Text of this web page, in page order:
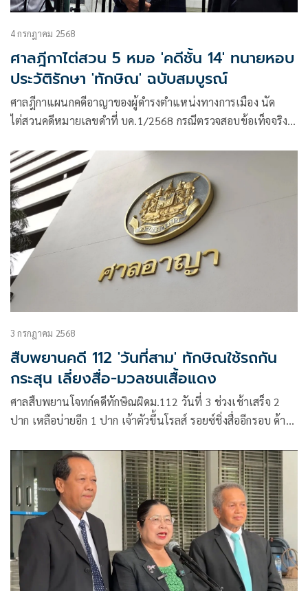
4 กรกฎาคม 2568
ศาลฎีกาไต่สวน 5 หมอ 'คดีชั้น 14' ทนายหอบ
ประวัติรักษา 'ทักษิณ' ฉบับสมบูรณ์
ศาลฎีกาแผนกคดีอาญาของผู้ดำรงตำแหน่งทางการเมือง นัด
ไต่สวนคดีหมายเลขดำที่ บค.1/2568 กรณีตรวจสอบข้อเท็จจริง
3 กรกฎาคม 2568
สืบพยานคดี 112 'วันที่สาม' ทักษิณใช้รถกัน
กระสุน เลี่ยงสื่อ-มวลชนเสื้อแดง
ศาลสืบพยานโจทก์คดีทักษิณผิดม.112 วันที่ 3 ช่วงเช้าเสร็จ 2
ปาก เหลือบ่ายอีก 1 ปาก เจ้าตัวขึ้นโรลส์ รอยซ์ชิ่งสื่ออีกรอบ ด้าน
ไม่ได้เพราะเป็นรถกันกระสุน